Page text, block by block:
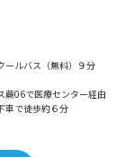
ールバス（無料）９分
蕨06で医療センター経由
車で徒歩約６分